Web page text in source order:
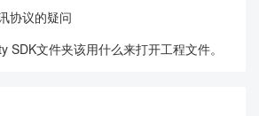
协议的疑问
SDK文件夹该用什么来打开工程文件。